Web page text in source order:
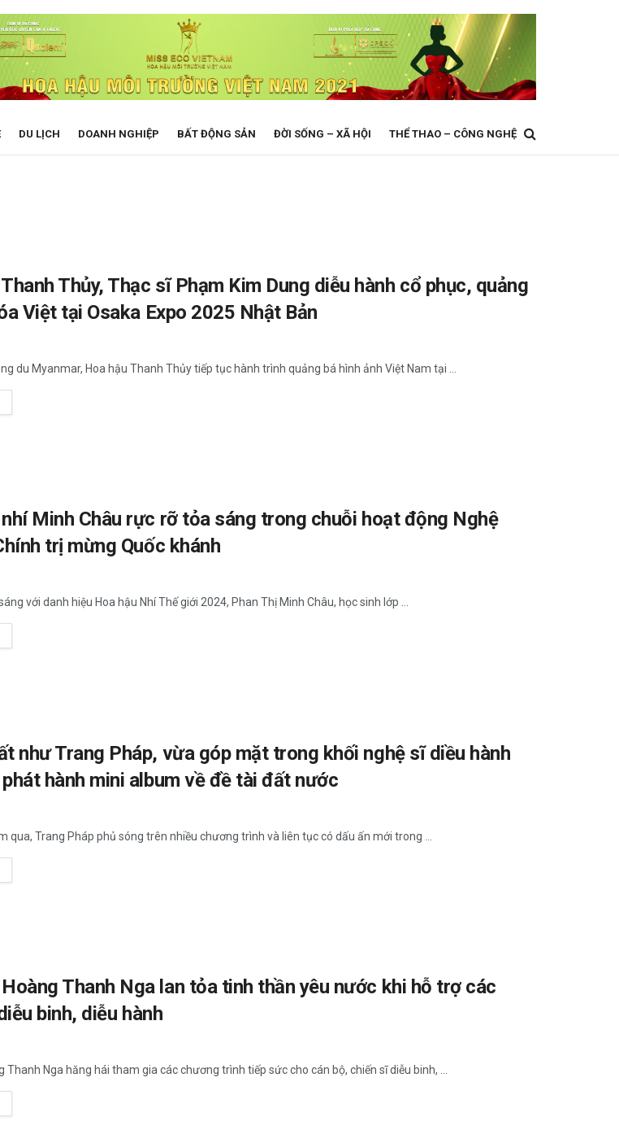
DU LỊCH DOANH NGHIỆP BẤT ĐỘNG SẢN ĐỜI SỐNG – XÃ HỘI THỂ THAO – CÔNG NGHỆ
Thủy, Thạc sĩ Phạm Kim Dung diễu hành cổ phục, quảng
Việt tại Osaka Expo 2025 Nhật Bản
du Myanmar, Hoa hậu Thanh Thủy tiếp tục hành trình quảng bá hình ảnh Việt Nam tại ...
Minh Châu rực rỡ tỏa sáng trong chuỗi hoạt động Nghệ
trị mừng Quốc khánh
với danh hiệu Hoa hậu Nhí Thế giới 2024, Phan Thị Minh Châu, học sinh lớp ...
như Trang Pháp, vừa góp mặt trong khối nghệ sĩ diều hành
hành mini album về đề tài đất nước
qua, Trang Pháp phủ sóng trên nhiều chương trình và liên tục có dấu ấn mới trong ...
Thanh Nga lan tỏa tinh thần yêu nước khi hỗ trợ các
binh, diễu hành
Thanh Nga hăng hái tham gia các chương trình tiếp sức cho cán bộ, chiến sĩ diễu binh, ...